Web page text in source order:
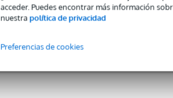
acceder. Puedes encontrar más información
nuestra política de privacidad
Preferencias de cookies